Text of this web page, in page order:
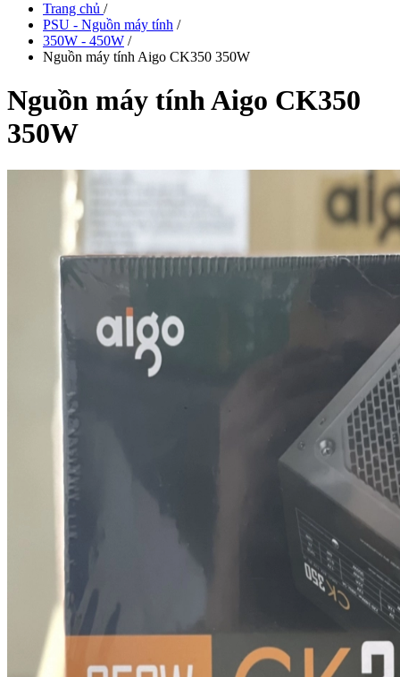
Trang chủ /
PSU - Nguồn máy tính /
350W - 450W /
Nguồn máy tính Aigo CK350 350W
Nguồn máy tính Aigo CK350
350W